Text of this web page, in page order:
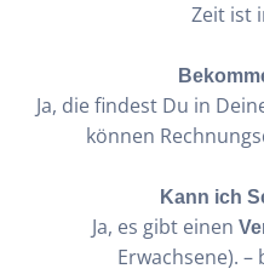
Zeit ist
Ja, die findest Du in
können
Kann ich
Ja, es gibt einen
Erwachsene).